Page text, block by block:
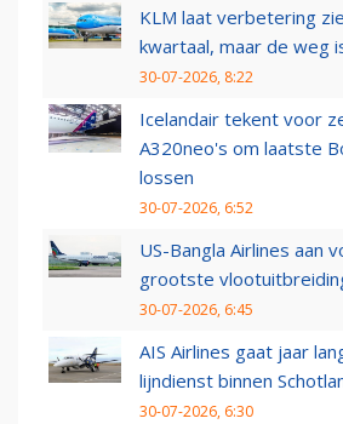
KLM laat verbetering
kwartaal, maar de weg
30-07-2026, 8:22
Icelandair tekent voor
A320neo's om laatste
lossen
30-07-2026, 6:52
US-Bangla Airlines aan
grootste
30-07-2026, 6:45
AIS Airlines gaat jaar
lijndienst binnen
30-07-2026, 6:30